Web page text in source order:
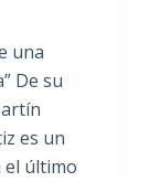
una
De su
es un
el último